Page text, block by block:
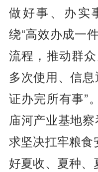
做好事、办实
绕“高效办成一
流程，推动群众
多次使用、信
证办完所有事”
庙河产业基地
求坚决扛牢粮
好夏收、夏种